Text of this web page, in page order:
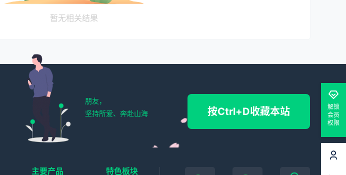
暂无相关结果
解锁
会员
权限
按Ctrl+D收藏本站
朋友，
坚持所爱、奔赴山海
主要产品 特色板块